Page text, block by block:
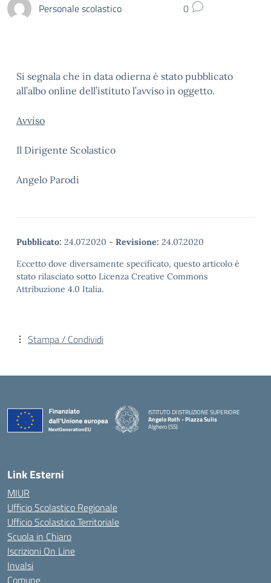
Personale scolastico 0
Si segnala che in data odierna è stato pubblicato
all’albo online dell’istituto l’avviso in oggetto.
Avviso
Il Dirigente Scolastico
Angelo Parodi
Pubblicato: 24.07.2020 - Revisione: 24.07.2020
Eccetto dove diversamente specificato, questo articolo è
stato rilasciato sotto Licenza Creative Commons
Attribuzione 4.0 Italia.
Stampa / Condividi
ISTITUTO DI ISTRUZIONE SUPERIORE
Angelo Roth - Piazza Sulis
Alghero (SS)
— Visita la pagina iniziale della scuola
Link Esterni
MIUR
Ufficio Scolastico Regionale
Ufficio Scolastico Territoriale
Scuola in Chiaro
Iscrizioni On Line
Invalsi
Comune